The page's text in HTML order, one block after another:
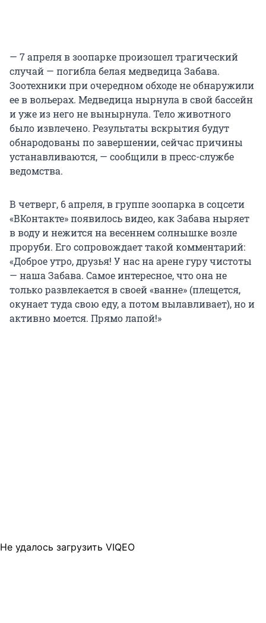
— 7 апреля в зоопарке произошел трагический
случай — погибла белая медведица Забава.
Зоотехники при очередном обходе не обнаружили
ее в вольерах. Медведица нырнула в свой бассейн
и уже из него не вынырнула. Тело животного
было извлечено. Результаты вскрытия будут
обнародованы по завершении, сейчас причины
устанавливаются, — сообщили в пресс-службе
ведомства.
В четверг, 6 апреля, в группе зоопарка в соцсети
«ВКонтакте» появилось видео, как Забава ныряет
в воду и нежится на весеннем солнышке возле
проруби. Его сопровождает такой комментарий:
«Доброе утро, друзья! У нас на арене гуру чистоты
— наша Забава. Самое интересное, что она не
только развлекается в своей «ванне» (плещется,
окунает туда свою еду, а потом вылавливает), но и
активно моется. Прямо лапой!»
Не удалось загрузить VIQEO